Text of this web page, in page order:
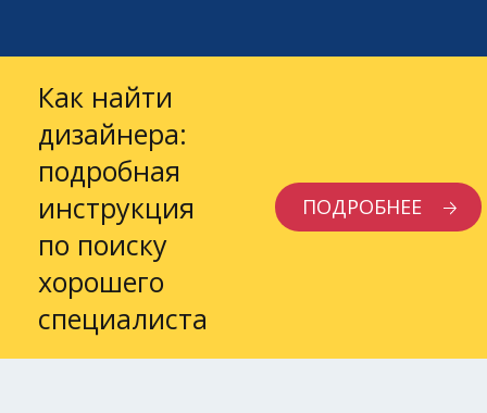
Как найти
дизайнера:
подробная
инструкция
по поиску
хорошего
специалиста
ПОДРОБНЕЕ